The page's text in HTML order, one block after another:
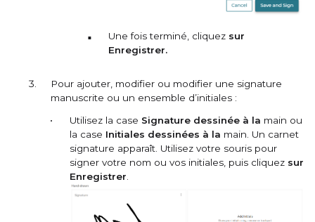
Une fois terminé, cliquez sur
Enregistrer.
Pour ajouter, modifier ou modifier une signature
manuscrite ou un ensemble d’initiales :
Utilisez la case Signature dessinée à la main ou
la case Initiales dessinées à la main. Un carnet
signature apparaît. Utilisez votre souris pour
signer votre nom ou vos initiales, puis cliquez sur
Enregistrer